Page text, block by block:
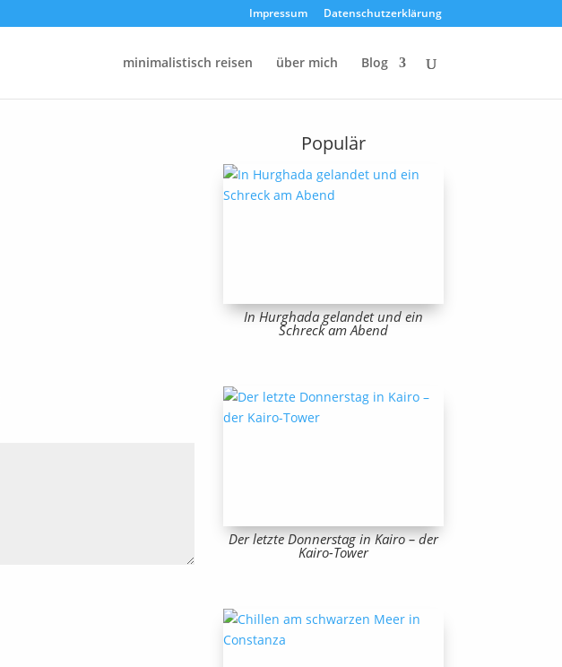
Impressum Datenschutzerklärung
minimalistisch reisen über mich Blog
Populär
In Hurghada gelandet und ein
Schreck am Abend
Der letzte Donnerstag in Kairo – der
Kairo-Tower